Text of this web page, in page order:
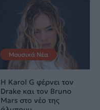
Μουσικά Νέα
Η Karol G φέρνει τον
Drake και τον Bruno
Mars στο νέο της